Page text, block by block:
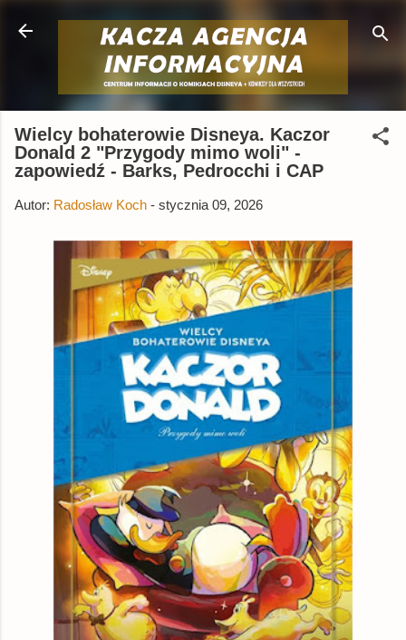
Przejdź do głównej zawartości
Wielcy bohaterowie Disneya. Kaczor
Donald 2 "Przygody mimo woli" -
zapowiedź - Barks, Pedrocchi i CAP
Autor: Radosław Koch - stycznia 09, 2026